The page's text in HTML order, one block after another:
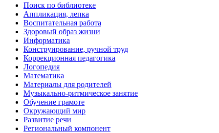
Поиск по библиотеке
Аппликация, лепка
Воспитательная работа
Здоровый образ жизни
Информатика
Конструирование, ручной труд
Коррекционная педагогика
Логопедия
Математика
Материалы для родителей
Музыкально-ритмическое занятие
Обучение грамоте
Окружающий мир
Развитие речи
Региональный компонент